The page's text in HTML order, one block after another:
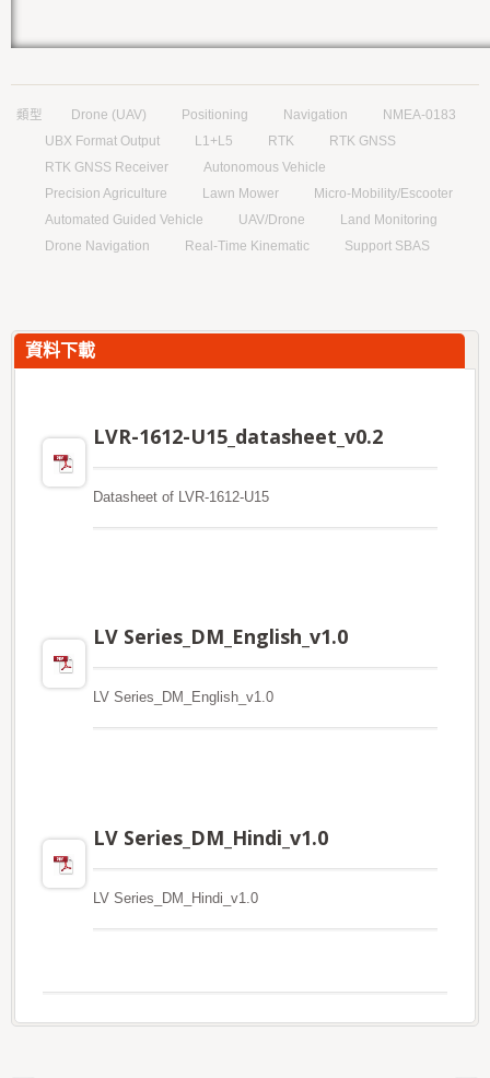
類型 Drone (UAV) Positioning Navigation
NMEA-0183
UBX Format Output
L1+L5 RTK
RTK GNSS
RTK GNSS Receiver
Autonomous Vehicle
Precision Agriculture
Lawn Mower
Micro-Mobility/Escooter
Automated Guided Vehicle
UAV/Drone
Land Monitoring
Drone Navigation
Real-Time Kinematic Support SBAS
資料下載
LVR-1612-U15_datasheet_v0.2
Datasheet of LVR-1612-U15
LV Series_DM_English_v1.0
LV Series_DM_English_v1.0
LV Series_DM_Hindi_v1.0
LV Series_DM_Hindi_v1.0